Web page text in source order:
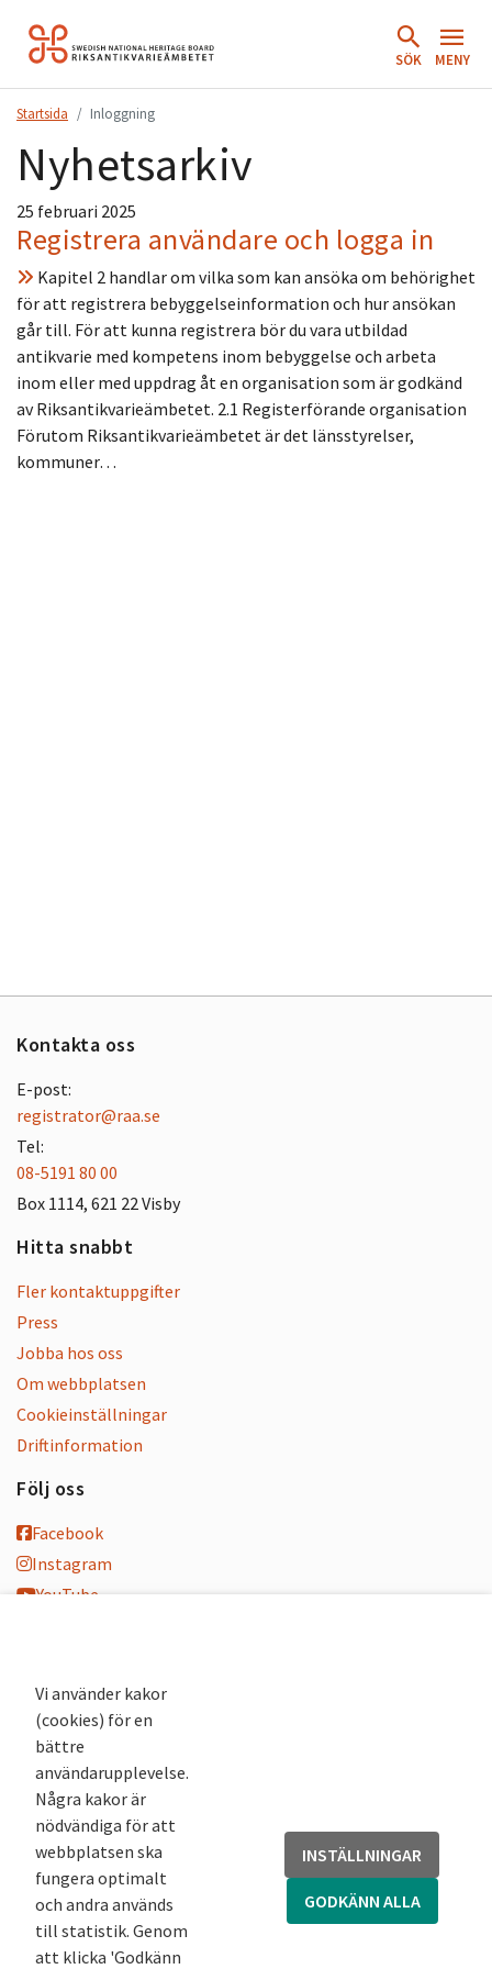
Hoppa
till
SÖK MENY
Startsida Inloggning
Nyhetsarkiv
25 februari 2025
Registrera användare och logga in
Kapitel 2 handlar om vilka som kan ansöka om behörighet
för att registrera bebyggelseinformation och hur ansökan
går till. För att kunna registrera bör du vara utbildad
antikvarie med kompetens inom bebyggelse och arbeta
inom eller med uppdrag åt en organisation som är godkänd
av Riksantikvarieämbetet. 2.1 Registerförande organisation
Förutom Riksantikvarieämbetet är det länsstyrelser,
kommuner…
Kontakta oss
E-post:
registrator@raa.se
Tel:
08-5191 80 00
Box 1114, 621 22 Visby
Hitta snabbt
Fler kontaktuppgifter
Press
Jobba hos oss
Om webbplatsen
Cookieinställningar
Driftinformation
Följ oss
Facebook
Instagram
YouTube
Nyhetsbrev
Andra webbplatser
Arkivsök
Fornsök
Fornreg
Bebyggelseregistret
Runor
Kringla
Vi använder kakor
(cookies) för en
bättre
användarupplevelse.
Några kakor är
nödvändiga för att
webbplatsen ska
fungera optimalt
och andra används
till statistik. Genom
att klicka 'Godkänn
INSTÄLLNINGAR
GODKÄNN ALLA